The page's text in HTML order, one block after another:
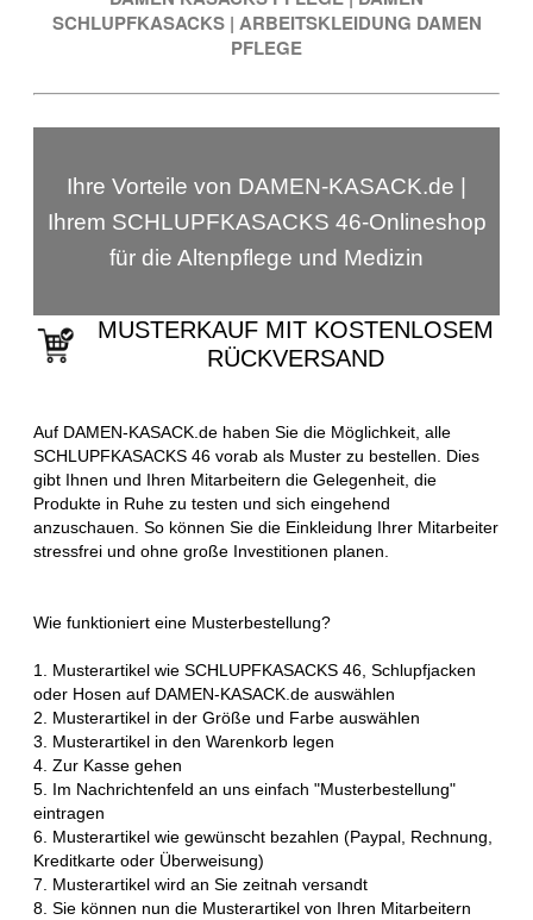
SCHLUPFKASACKS | ARBEITSKLEIDUNG DAMEN
PFLEGE
Ihre Vorteile von DAMEN-KASACK.de |
Ihrem SCHLUPFKASACKS 46-Onlineshop
für die Altenpflege und Medizin
MUSTERKAUF MIT KOSTENLOSEM
RÜCKVERSAND
Auf DAMEN-KASACK.de haben Sie die Möglichkeit, alle
SCHLUPFKASACKS 46 vorab als Muster zu bestellen. Dies
gibt Ihnen und Ihren Mitarbeitern die Gelegenheit, die
Produkte in Ruhe zu testen und sich eingehend
anzuschauen. So können Sie die Einkleidung Ihrer Mitarbeiter
stressfrei und ohne große Investitionen planen.
Wie funktioniert eine Musterbestellung?
1. Musterartikel wie SCHLUPFKASACKS 46, Schlupfjacken
oder Hosen auf DAMEN-KASACK.de auswählen
2. Musterartikel in der Größe und Farbe auswählen
3. Musterartikel in den Warenkorb legen
4. Zur Kasse gehen
5. Im Nachrichtenfeld an uns einfach "Musterbestellung"
eintragen
6. Musterartikel wie gewünscht bezahlen (Paypal, Rechnung,
Kreditkarte oder Überweisung)
7. Musterartikel wird an Sie zeitnah versandt
8. Sie können nun die Musterartikel von Ihren Mitarbeitern